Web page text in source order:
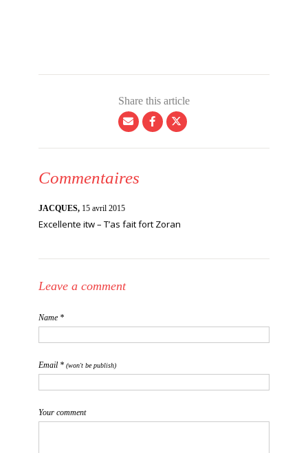
Share this article
Commentaires
JACQUES, 15 avril 2015
Excellente itw – T’as fait fort Zoran
Leave a comment
Name *
Email * (won't be publish)
Your comment